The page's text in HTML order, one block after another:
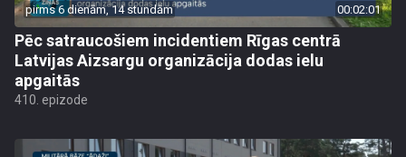
pirms 6 dienām, 14 stundām 00:02:01
Pēc satraucošiem incidentiem Rīgas centrā
Latvijas Aizsargu organizācija dodas ielu
apgaitās
410. epizode